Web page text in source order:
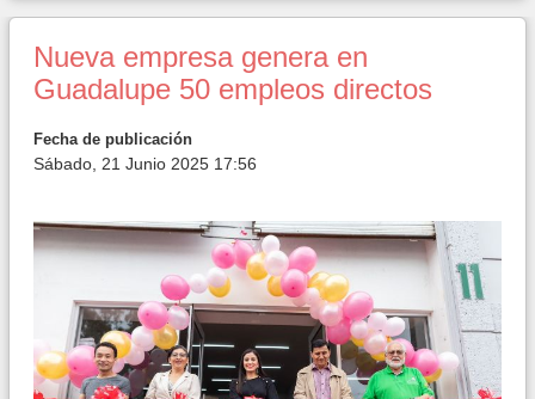
Nueva empresa genera en
Guadalupe 50 empleos directos
Fecha de publicación
Sábado, 21 Junio 2025 17:56